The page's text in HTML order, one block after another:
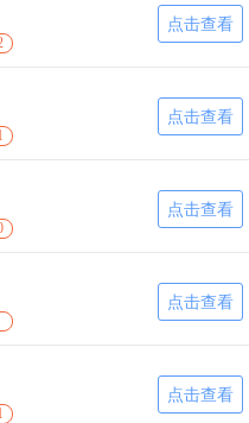
点击查看
点击查看
点击查看
点击查看
点击查看